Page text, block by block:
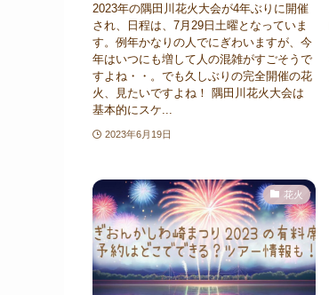
2023年の隅田川花火大会が4年ぶりに開催
され、日程は、7月29日土曜となっていま
す。例年かなりの人でにぎわいますが、今
年はいつにも増して人の混雑がすごそうで
すよね・・。でも久しぶりの完全開催の花
火、見たいですよね！ 隅田川花火大会は
基本的にスケ...
2023年6月19日
花火